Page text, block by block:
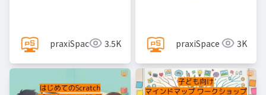
praxiSpace 3.5K praxiSpace 3K